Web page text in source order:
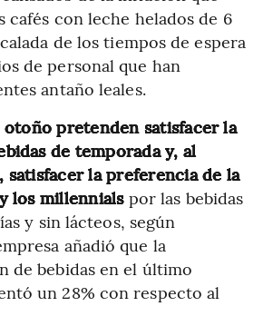
cafés con leche helados de 6
de los tiempos de espera
de personal que han
antaño leales.
otoño pretenden satisfacer la
de temporada y, al
satisfacer la preferencia de la
los millennials por las bebidas
y sin lácteos, según
añadió que la
de bebidas en el último
un 28% con respecto al